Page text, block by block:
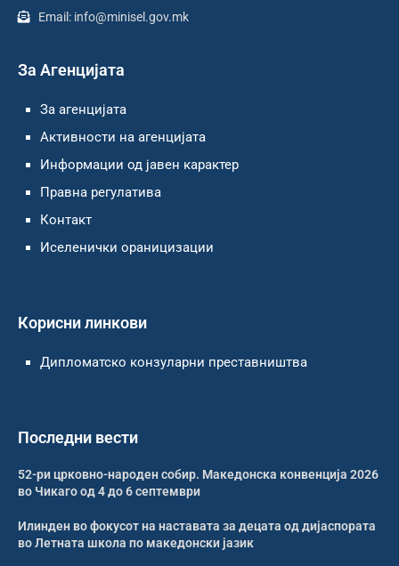
Email: info@minisel.gov.mk
За Агенцијата
За агенцијата
Активности на агенцијата
Информации од јавен карактер
Правна регулатива
Контакт
Иселенички ораницизации
Корисни линкови
Дипломатско конзуларни преставништва
Последни вести
52-ри црковно-народен собир. Македонска конвенција 2026
во Чикаго од 4 до 6 септември
Илинден во фокусот на наставата за децата од дијаспората
во Летната школа по македонски јазик